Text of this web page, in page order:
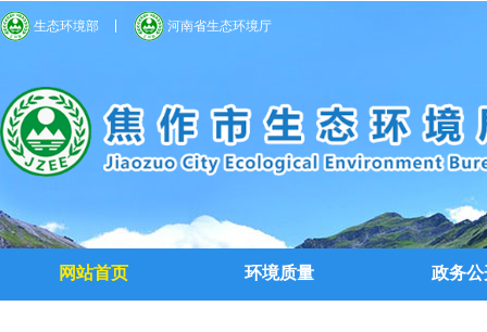
生态环境部 河南省生态环境厅
网站首页 环境质量 政务公